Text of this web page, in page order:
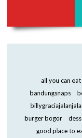
all you can eat
bandungsnaps
burger bogor
good place to